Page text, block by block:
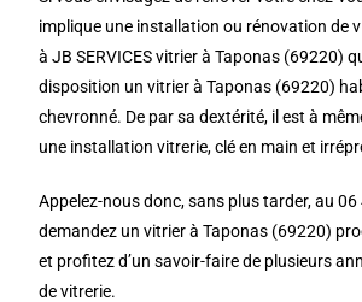
implique une installation ou rénovation de
à JB SERVICES vitrier à Taponas (69220)
disposition un vitrier à Taponas (69220)
chevronné. De par sa dextérité, il est à
une installation vitrerie, clé en main et
Appelez-nous donc, sans plus tarder, au 06
demandez un vitrier à Taponas (69220)
et profitez d’un savoir-faire de plusieurs
de vitrerie.